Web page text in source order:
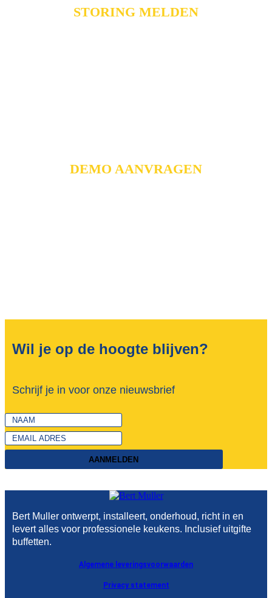
STORING MELDEN
DEMO AANVRAGEN
Wil je op de hoogte blijven?
Schrijf je in voor onze nieuwsbrief
AANMELDEN
Bert Muller ontwerpt, installeert, onderhoud, richt in en
levert alles voor professionele keukens. Inclusief uitgifte
buffetten.
Algemene leveringsvoorwaarden
Privacy statement